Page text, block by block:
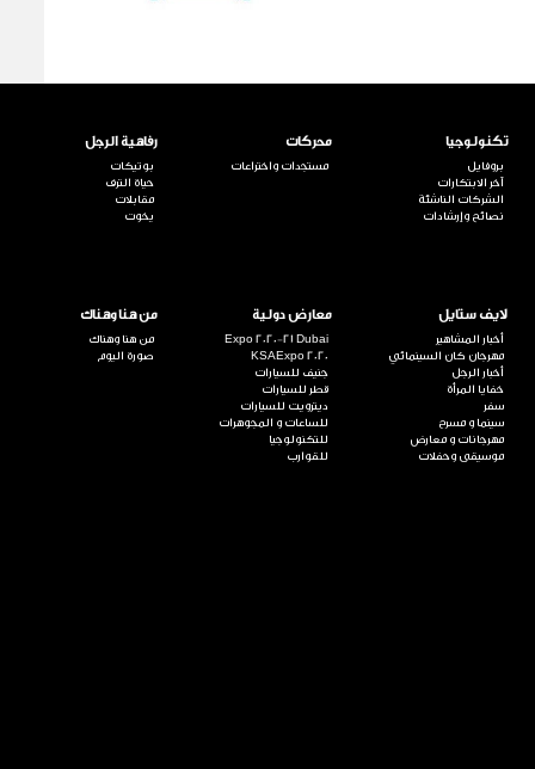
تكنولوجيا
بروفايل
آخر الابتكارات
الشركات الناشئة
نصائح وإرشادات
محركات
مستجدات واختراعات
رفاهية الرجل
بوتيكات
حياة الترف
مقابلات
يخوت
لايف ستايل
أخبار المشاهير
مهرجان كان السينمائي
أخبار الرجل
خفايا المرأة
سفر
سينما و مسرح
مهرجانات و معارض
موسيقى وحفلات
معارض دولية
Expo 2020-21 Dubai
KSAExpo 2020
جنيف للسيارات
قطر للسيارات
ديترويت للسيارات
للساعات و المجوهرات
للتكنولوجيا
للقوارب
من هنا وهناك
من هنا وهناك
صورة اليوم